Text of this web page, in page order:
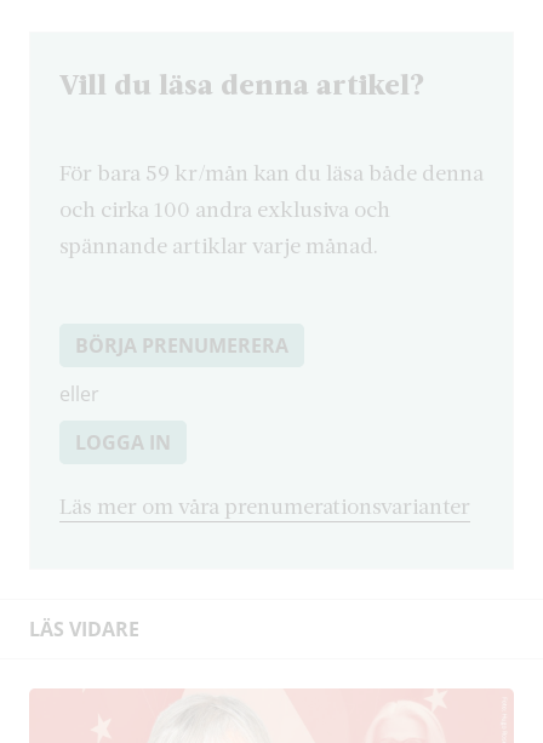
Vill du läsa denna artikel?
För bara 59 kr/mån kan du läsa både denna
och cirka 100 andra exklusiva och
spännande artiklar varje månad.
BÖRJA PRENUMERERA
eller
LOGGA IN
Läs mer om våra prenumerationsvarianter
LÄS VIDARE